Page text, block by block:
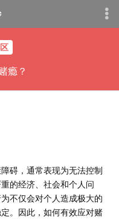
瘾？
碍，通常表现为无法控制
的经济、社会和个人问
不仅会对个人造成极大的
。因此，如何有效应对赌